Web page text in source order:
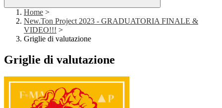
Home >
New.Ton Project 2023 - GRADUATORIA FINALE &
VIDEO!!! >
Griglie di valutazione
Griglie di valutazione